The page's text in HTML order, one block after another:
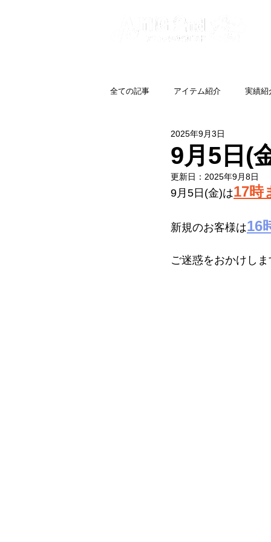
全ての記事 アイテム紹介 実績紹
9月5日(
2025年9月3日
更新日： 2025年9月8日
9月5日(金)は17時
新規のお客様は16
ご迷惑をおかけし